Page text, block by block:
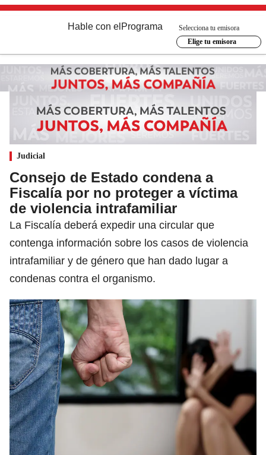
Hable con el Programa
Selecciona tu emisora
Elige tu emisora
Judicial
Consejo de Estado condena a
Fiscalía por no proteger a víctima
de violencia intrafamiliar
La Fiscalía deberá expedir una circular que
contenga información sobre los casos de violencia
intrafamiliar y de género que han dado lugar a
condenas contra el organismo.